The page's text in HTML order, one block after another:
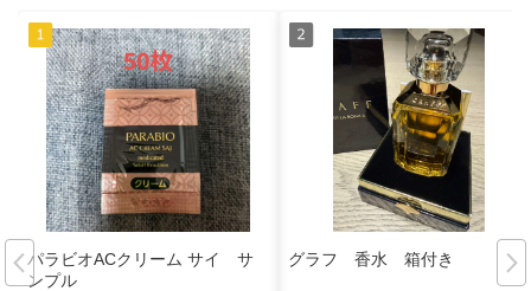
パラビオACクリーム サイ サ
ンプル
グラフ 香水 箱付き